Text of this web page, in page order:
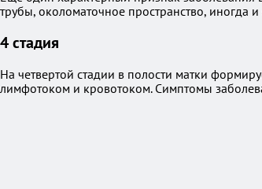
трубы, околоматочное пространство, иногда
4 стадия
На четвертой стадии в полости матки
лимфотоком и кровотоком. Симптомы